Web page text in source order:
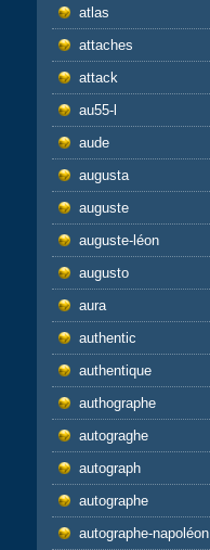
atlas
attaches
attack
au55-l
aude
augusta
auguste
auguste-léon
augusto
aura
authentic
authentique
authographe
autograghe
autograph
autographe
autographe-napoléon